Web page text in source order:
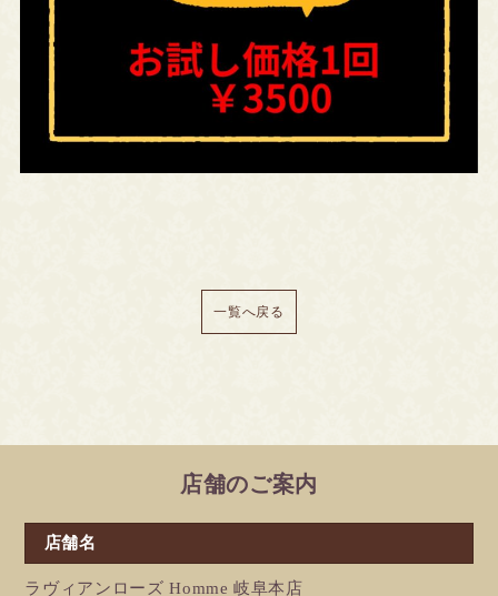
一覧へ戻る
店舗のご案内
店舗名
ラヴィアンローズ Homme 岐阜本店